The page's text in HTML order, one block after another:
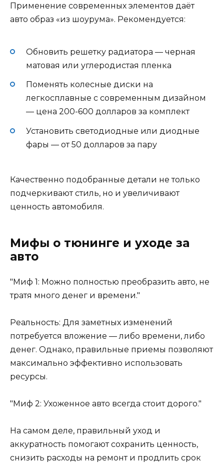
Применение современных элементов даёт
авто образ «из шоурума». Рекомендуется:
Обновить решетку радиатора — черная
матовая или углеродистая пленка
Поменять колесные диски на
легкосплавные с современным дизайном
— цена 200-600 долларов за комплект
Установить светодиодные или диодные
фары — от 50 долларов за пару
Качественно подобранные детали не только
подчеркивают стиль, но и увеличивают
ценность автомобиля.
Мифы о тюнинге и уходе за
авто
Миф 1: Можно полностью преобразить авто, не
тратя много денег и времени.
Реальность: Для заметных изменений
потребуется вложение — либо времени, либо
денег. Однако, правильные приемы позволяют
максимально эффективно использовать
ресурсы.
Миф 2: Ухоженное авто всегда стоит дорого.
На самом деле, правильный уход и
аккуратность помогают сохранить ценность,
снизить расходы на ремонт и продлить срок